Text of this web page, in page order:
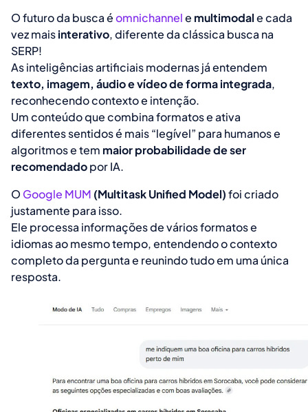
O futuro da busca éomnichannele multimodale cada
vez maisinterativo, diferente da clássica busca na
SERP!
As inteligências artificiais modernas já entendem
texto, imagem, áudio e vídeo de forma integrada,
reconhecendo contexto e intenção.
Um conteúdo que combina formatos e ativa
diferentes sentidos é mais “legível” para humanos e
algoritmos e tem maior probabilidade de ser
recomendadopor IA.
O Google MUM (Multitask Unified Model)foi criado
justamente para isso.
Ele processa informações de vários formatos e
idiomas ao mesmo tempo, entendendo o contexto
completo da pergunta e reunindo tudo em uma única
resposta.